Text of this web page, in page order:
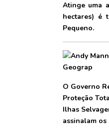
Atinge uma
hectares) é
Pequeno.
O Governo
Proteção
Ilhas
assinalam